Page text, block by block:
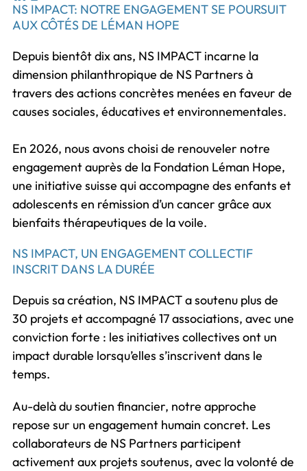
NS IMPACT: NOTRE ENGAGEMENT SE POURSUIT
AUX CÔTÉS DE LÉMAN HOPE
Depuis bientôt dix ans, NS IMPACT incarne la
dimension philanthropique de NS Partners à
travers des actions concrètes menées en faveur de
causes sociales, éducatives et environnementales.
En 2026, nous avons choisi de renouveler notre
engagement auprès de la Fondation Léman Hope,
une initiative suisse qui accompagne des enfants et
adolescents en rémission d’un cancer grâce aux
bienfaits thérapeutiques de la voile.
NS IMPACT, UN ENGAGEMENT COLLECTIF
INSCRIT DANS LA DURÉE
Depuis sa création, NS IMPACT a soutenu plus de
30 projets et accompagné 17 associations, avec une
conviction forte : les initiatives collectives ont un
impact durable lorsqu’elles s’inscrivent dans le
temps.
Au-delà du soutien financier, notre approche
repose sur un engagement humain concret. Les
collaborateurs de NS Partners participent
activement aux projets soutenus, avec la volonté de